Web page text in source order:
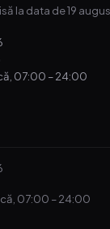
la data de 19
07:00 – 24:00
07:00 – 24:00